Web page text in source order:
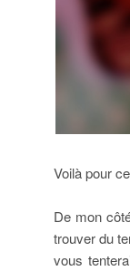
Voilà pour
De mon
trouver du
vous